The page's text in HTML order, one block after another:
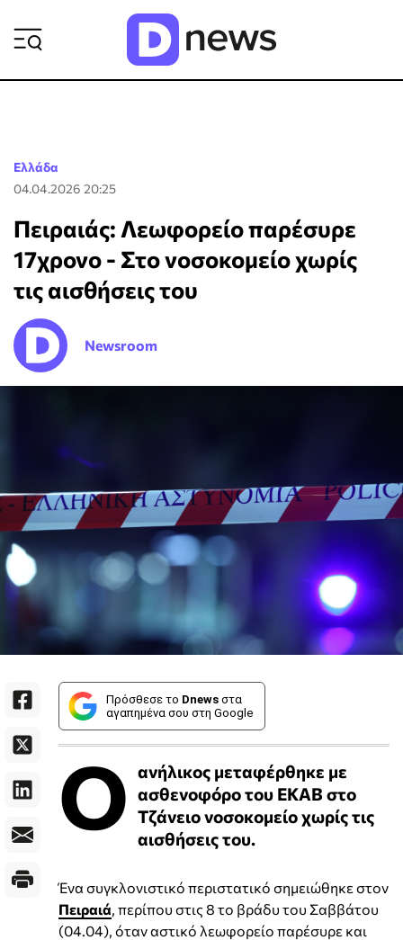
Ελλάδα
04.04.2026 20:25
Πειραιάς: Λεωφορείο παρέσυρε
17χρονο - Στο νοσοκομείο χωρίς
τις αισθήσεις του
Newsroom
Πρόσθεσε το Dnews στα
αγαπημένα σου στη Google
Ο ανήλικος μεταφέρθηκε με
ασθενοφόρο του ΕΚΑΒ στο
Τζάνειο νοσοκομείο χωρίς τις
αισθήσεις του.
Ένα συγκλονιστικό περιστατικό σημειώθηκε στον
Πειραιά , περίπου στις 8 το βράδυ του Σαββάτου
(04.04), όταν αστικό λεωφορείο παρέσυρε και